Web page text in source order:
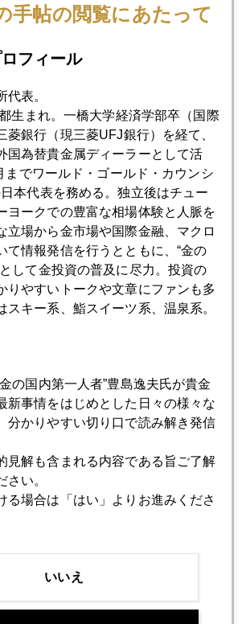
価高４１年ぶり
言で金反転、米利上げ観測も迷走
索へ
下落圧力
ドル割れ
金市場の反応はどうなるか
カナル、今や米中対立の防衛線に
手帖の閲覧にあたって
フィール
代表。
生まれ。一橋大学経済学部卒（国際
菱銀行（現三菱UFJ銀行）を経て、
国為替貴金属ディーラーとして活
までワールド・ゴールド・カウンシ
本代表を務める。独立後はチュー
ヨークでの豊富な相場体験と人脈を
立場から金市場や国際金融、マクロ
て情報発信を行うとともに、“金の
して金投資の普及に尽力。投資の
りやすいトークや文章にファンも多
スキー系、鮨スイーツ系、温泉系。
の国内第一人者”豊島逸夫氏が貴金
新事情をはじめとした日々の様々な
分かりやすい切り口で読み解き発信
見解も含まれる内容である旨ご了解
さい。
る場合は「はい」よりお進みくださ
いいえ